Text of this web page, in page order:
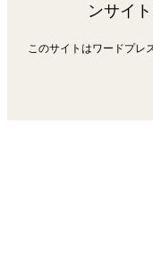
ンサイ
このサイトはワードプレ